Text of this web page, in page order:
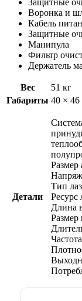
Воронка и
Кабель
Защитные
Манипула
Фильтр
Держатель
Вес
51 кг
Габариты 40 ×
Детали
Размер
Тип
Ресурс
Длина
Размер